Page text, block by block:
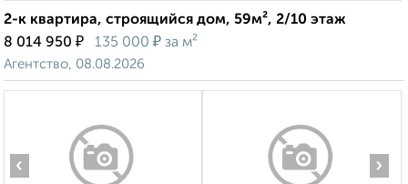
2-к квартира, строящийся дом, 59м², 2/10 этаж
8 014 950 ₽ 135 000 ₽ за м²
Агентство, 08.08.2026
‹ ›